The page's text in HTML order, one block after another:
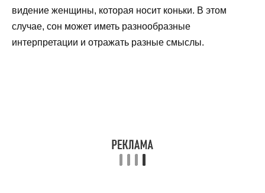
видение женщины, которая носит коньки. В этом
случае, сон может иметь разнообразные
интерпретации и отражать разные смыслы.